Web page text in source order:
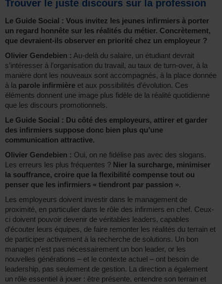
Trouver le juste discours sur la profession
Le Guide Social : Vous invitez les jeunes infirmiers à porter
un regard honnête sur les réalités du métier. Concrètement,
que devraient-ils observer en priorité chez un employeur ?
Olivier Gendebien : Au-delà du salaire, un étudiant devrait
s’intéresser à l’organisation du travail, au taux de turn-over, à la
manière dont les nouveaux sont accompagnés, à la place donnée
à la parole infirmière et aux possibilités d’évolution. Ces
éléments donnent une image plus fidèle de la réalité quotidienne
que les discours promotionnels.
Le Guide Social : Du côté des employeurs, attirer et garder
des infirmiers suppose donc bien plus qu’une
communication attractive.
Olivier Gendebien : Oui, on ne fidélise pas avec des slogans.
Les erreurs les plus fréquentes ? Nier la surcharge, minimiser
la souffrance, croire que la flexibilité compense tout ou
penser que les infirmiers « tiendront par passion ».
Les employeurs doivent investir dans le management de
proximité, en particulier dans le rôle des infirmiers en chef. Ceux-
ci doivent pouvoir devenir de véritables leaders, capables
d’écouter leurs équipes, de faire remonter les réalités du terrain et
de participer activement à la recherche de solutions. Un bon
manager n’est pas nécessairement un bon leader, or les
nouvelles générations – et le contexte actuel – ont besoin de
leadership, pas seulement de gestion. La direction a également
un rôle essentiel à jouer : être présente, entendre son terrain et